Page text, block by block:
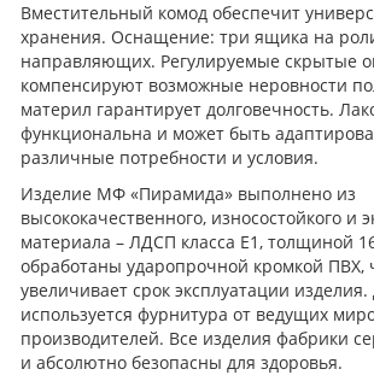
Вместительный комод обеспечит
хранения. Оснащение: три ящика на
направляющих. Регулируемые скрытые
компенсируют возможные неровности
материл гарантирует долговечность.
функциональна и может быть
различные потребности и условия.
Изделие МФ «Пирамида» выполнено из
высококачественного, износостойкого и
материала – ЛДСП класса Е1, толщиной
обработаны ударопрочной кромкой ПВХ,
увеличивает срок эксплуатации
используется фурнитура от ведущих
производителей. Все изделия фабрики
и абсолютно безопасны для здоровья.